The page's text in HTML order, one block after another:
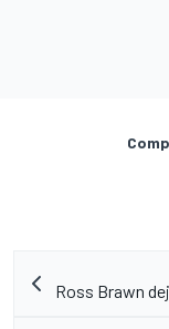
Ross Brawn